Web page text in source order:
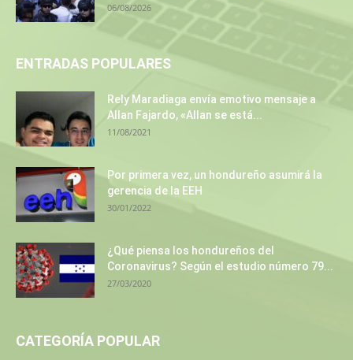
06/08/2026
ENTRADAS POPULARES
Rely Maradiaga envía emotivo mensaje a
Allan Fajardo, «Allan se está...
11/08/2021
Por primera vez, un hondureño asumirá la
gerencia de la EEH
30/01/2022
¿Qué piensa los hondureños del
Coronavirus? Según el estudio número 79...
27/03/2020
CATEGORÍA POPULAR